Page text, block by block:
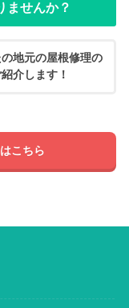
ませんか？
地元の屋根修理の
介します！
こちら